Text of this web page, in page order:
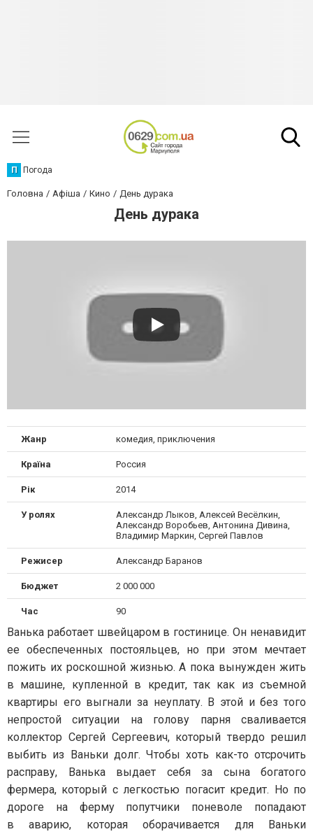
П Погода
Головна Афіша Кино День дурака
День дурака
Жанр комедия, приключения
Країна Россия
Рік 2014
У ролях
Александр Лыков, Алексей Весёлкин,
Александр Воробьев, Антонина Дивина,
Владимир Маркин, Сергей Павлов
Режисер Александр Баранов
Бюджет 2 000 000
Час 90
Ванька работает швейцаром в гостинице. Он ненавидит
ее обеспеченных постояльцев, но при этом мечтает
пожить их роскошной жизнью. А пока вынужден жить
в машине, купленной в кредит, так как из съемной
квартиры его выгнали за неуплату. В этой и без того
непростой ситуации на голову парня сваливается
коллектор Сергей Сергеевич, который твердо решил
выбить из Ваньки долг. Чтобы хоть как-то отсрочить
расправу, Ванька выдает себя за сына богатого
фермера, который с легкостью погасит кредит. Но по
дороге на ферму попутчики поневоле попадают
в аварию, которая оборачивается для Ваньки